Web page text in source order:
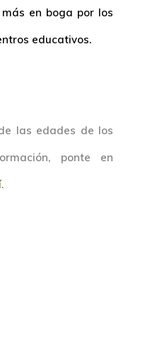
en boga por los
educativos.
las edades de los
ponte en
.